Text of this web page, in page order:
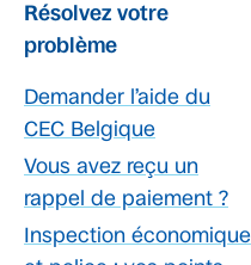
Résolvez votre
problème
Demander l’aide du
CEC Belgique
Vous avez reçu un
rappel de paiement ?
Inspection économique